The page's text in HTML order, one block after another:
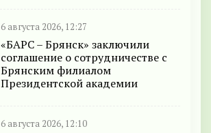
6 августа 2026, 12:27
«БАРС – Брянск» заключили
соглашение о сотрудничестве с
Брянским филиалом
Президентской академии
6 августа 2026, 12:10